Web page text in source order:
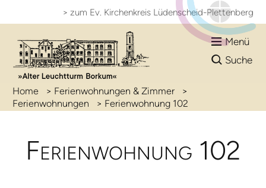
> zum Ev. Kirchenkreis Lüdenscheid-Plettenberg
Menü
Suche
Home > Ferienwohnungen & Zimmer
>
Ferienwohnungen
> Ferienwohnung 102
Ferien­wohnung 102